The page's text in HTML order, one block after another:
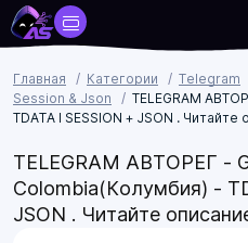
Главная Категории Telegram
Session & Json
TELEGRAM
TDATA I SESSION + JSON .
TELEGRAM АВТОРЕГ -
Colombia(Колумбия) -
JSON . Читайте